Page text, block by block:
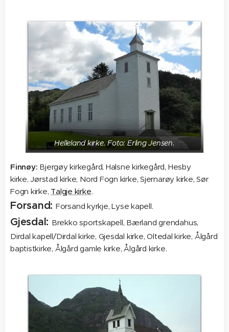
Helleland kirke. Foto: Erling Jensen.
Finnøy: Bjergøy kirkegård, Halsne kirkegård, Hesby
kirke, Jørstad kirke, Nord Fogn kirke, Sjernarøy kirke, Sør
Fogn kirke, Talgje kirke.
Forsand: Forsand kyrkje, Lyse kapell.
Gjesdal: Brekko sportskapell, Bærland grendahus,
Dirdal kapell/Dirdal kirke, Gjesdal kirke, Oltedal kirke, Ålgård
baptistkirke, Ålgård gamle kirke, Ålgård kirke.